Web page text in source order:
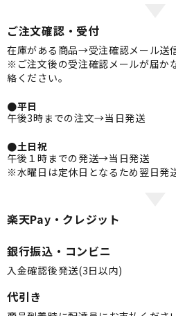
ご注文確認・受付
在庫がある商品→受注確認メール送
※ご注文後の受注確認メールが届か
絡ください。
●平日
午後3時までの注文→当日発送
●土日祝
午後１時までの発送→当日発送
※水曜日は定休日となるため翌日発
楽天Pay・クレジット
銀行振込・コンビニ
入金確認後発送(3日以内)
代引き